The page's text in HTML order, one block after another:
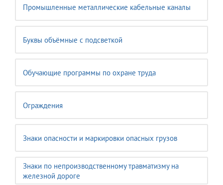
Промышленные металлические кабельные каналы
Буквы объёмные с подсветкой
Обучающие программы по охране труда
Ограждения
Знаки опасности и маркировки опасных грузов
Знаки по непроизводственному травматизму на
железной дороге